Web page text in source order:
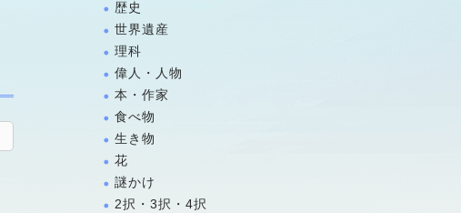
歴史
世界遺産
理科
偉人・人物
本・作家
食べ物
生き物
花
謎かけ
2択・3択・4択